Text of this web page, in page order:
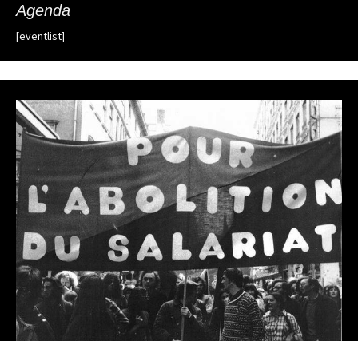
Agenda
[eventlist]